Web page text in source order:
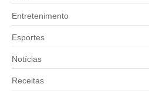
Entretenimento
Esportes
Notícias
Receitas